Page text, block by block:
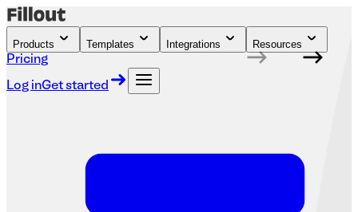
Products Templates Integrations Resources
Pricing
Log inGet started